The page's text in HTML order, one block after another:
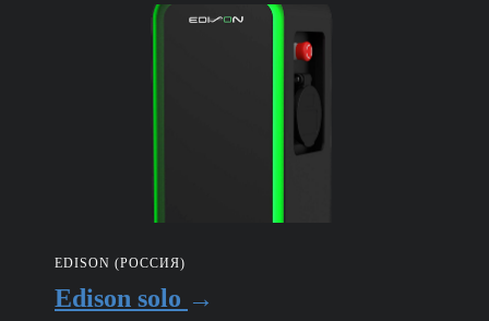
EDISON (РОССИЯ)
Edison solo →